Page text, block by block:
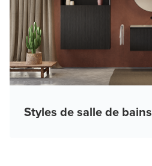
Styles de salle de bains